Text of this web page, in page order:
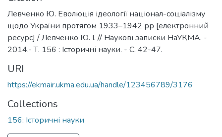
Левченко Ю. Еволюція ідеології націонал-соціалізму
щодо України протягом 1933–1942 рр [електронний
ресурс] / Левченко Ю. І. // Наукові записки НаУКМА. -
2014.- Т. 156 : Історичні науки. - С. 42-47.
URI
https://ekmair.ukma.edu.ua/handle/123456789/3176
Collections
156: Історичні науки